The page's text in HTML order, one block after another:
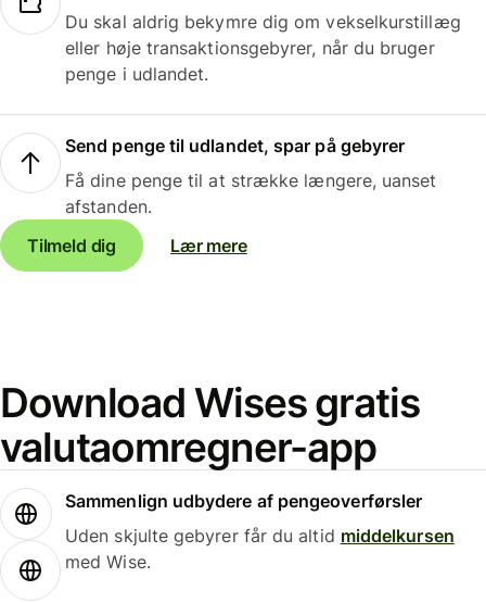
Du skal aldrig bekymre dig om vekselkurstillæg
eller høje transaktionsgebyrer, når du bruger
penge i udlandet.
Send penge til udlandet, spar på gebyrer
Få dine penge til at strække længere, uanset
afstanden.
Tilmeld dig
Lær mere
Download Wises gratis
valutaomregner-app
Sammenlign udbydere af pengeoverførsler
Uden skjulte gebyrer får du altid middelkursen
med Wise.